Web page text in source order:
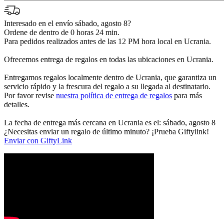
Interesado en el envío sábado, agosto 8?
Ordene de dentro de 0 horas 24 min.
Para pedidos realizados antes de las 12 PM hora local en Ucrania.
Ofrecemos entrega de regalos en todas las ubicaciones en Ucrania.
Entregamos regalos localmente dentro de Ucrania, que garantiza un
servicio rápido y la frescura del regalo a su llegada al destinatario.
Por favor revise nuestra política de entrega de regalos para más
detalles.
La fecha de entrega más cercana en Ucrania es el: sábado, agosto 8
¿Necesitas enviar un regalo de último minuto? ¡Prueba Giftylink!
Enviar con GiftyLink